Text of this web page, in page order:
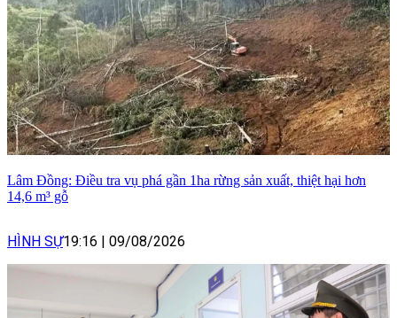
Lâm Đồng: Điều tra vụ phá gần 1ha rừng sản xuất, thiệt hại hơn
14,6 m³ gỗ
HÌNH SỰ19:16 | 09/08/2026